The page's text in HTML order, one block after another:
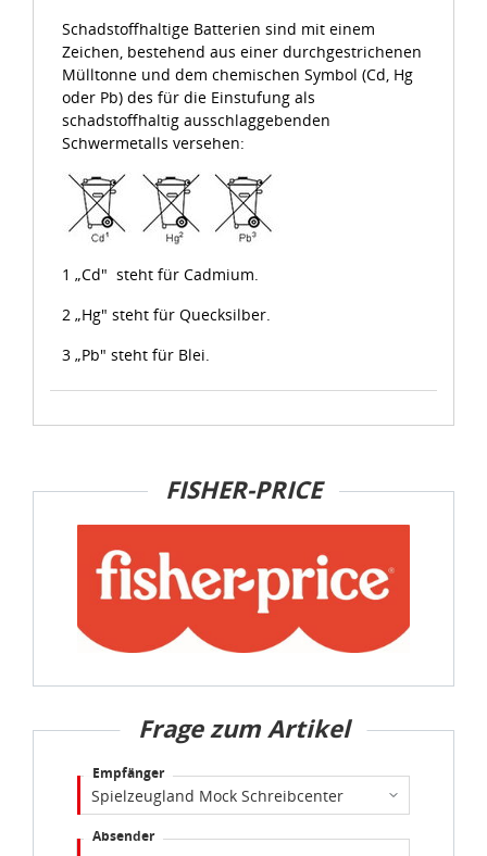
Schadstoffhaltige Batterien sind mit einem
Zeichen, bestehend aus einer durchgestrichenen
Mülltonne und dem chemischen Symbol (Cd, Hg
oder Pb) des für die Einstufung als
schadstoffhaltig ausschlaggebenden
Schwermetalls versehen:
1 „Cd" steht für Cadmium.
2 „Hg" steht für Quecksilber.
3 „Pb" steht für Blei.
FISHER-PRICE
Frage zum Artikel
Empfänger
Absender